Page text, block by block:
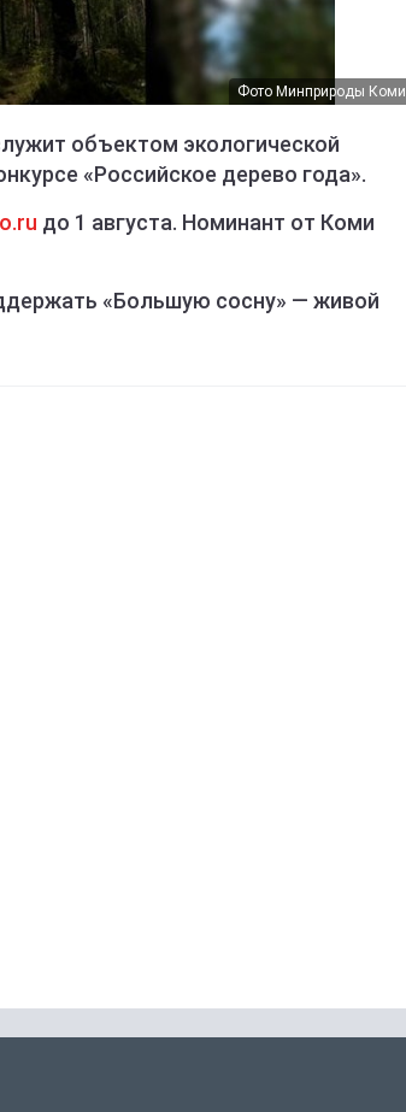
Фото Минприроды Коми
объектом экологической
«Российское дерево года».
до 1 августа. Номинант от Коми
«Большую сосну» — живой